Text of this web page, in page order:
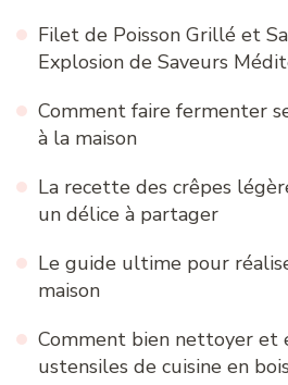
Filet de Poisson Grillé et
Explosion de Saveurs
Comment faire fermenter
à la maison
La recette des crêpes
un délice à partager
Le guide ultime pour
maison
Comment bien nettoyer et
ustensiles de cuisine en bois